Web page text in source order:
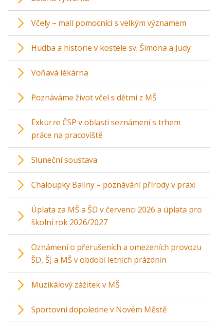
Včely – malí pomocníci s velkým významem
Hudba a historie v kostele sv. Šimona a Judy
Voňavá lékárna
Poznáváme život včel s dětmi z MŠ
Exkurze ČSP v oblasti seznámení s trhem
práce na pracoviště
Sluneční soustava
Chaloupky Baliny – poznávání přírody v praxi
Úplata za MŠ a ŠD v červenci 2026 a úplata pro
školní rok 2026/2027
Oznámení o přerušeních a omezeních provozu
ŠD, ŠJ a MŠ v období letních prázdnin
Muzikálový zážitek v MŠ
Sportovní dopoledne v Novém Městě